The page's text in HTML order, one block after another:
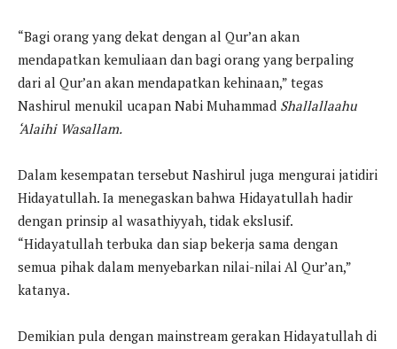
“Bagi orang yang dekat dengan al Qur’an akan
mendapatkan kemuliaan dan bagi orang yang berpaling
dari al Qur’an akan mendapatkan kehinaan,” tegas
Nashirul menukil ucapan Nabi Muhammad Shallallaahu
‘Alaihi Wasallam.
Dalam kesempatan tersebut Nashirul juga mengurai jatidiri
Hidayatullah. Ia menegaskan bahwa Hidayatullah hadir
dengan prinsip al wasathiyyah, tidak ekslusif.
“Hidayatullah terbuka dan siap bekerja sama dengan
semua pihak dalam menyebarkan nilai-nilai Al Qur’an,”
katanya.
Demikian pula dengan mainstream gerakan Hidayatullah di